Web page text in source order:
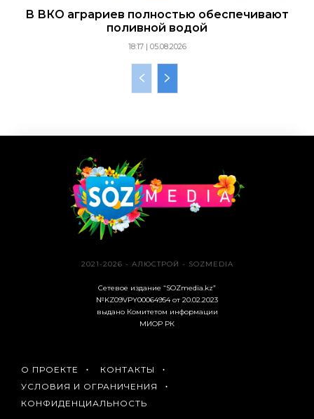
В ВКО аграриев полностью обеспечивают
поливной водой
18:17 | 05.08.2026
2021-2026 - АЛЮСТРОЙ - SOZMEDIA
Сетевое издание “SOZmedia.kz”
№KZ09VPY00064954 от 20.02.2023
выдано Комитетом информации
МИОР РК
О ПРОЕКТЕ
КОНТАКТЫ
УСЛОВИЯ И ОГРАНИЧЕНИЯ
КОНФИДЕНЦИАЛЬНОСТЬ